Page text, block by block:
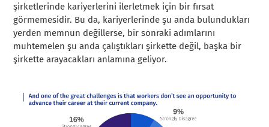
şirketlerinde kariyerlerini ilerletmek için bir fırsat
görmemesidir. Bu da, kariyerlerinde şu anda bulundukları
yerden memnun değillerse, bir sonraki adımlarını
muhtemelen şu anda çalıştıkları şirkette değil, başka bir
şirkette arayacakları anlamına geliyor.